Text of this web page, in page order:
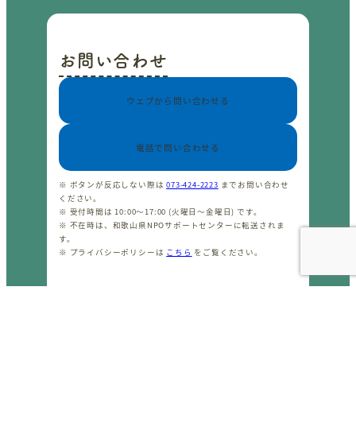
お問い合わせ
ウェブから問い合わせる
電話で問い合わせる
※ ボタンが反応しない際は073-424-2223 までお問い合わせ
ください。
※ 受付時間は 10:00〜17:00 (火曜日〜金曜日) です。
※ 不在時は、和歌山県NPOサポートセンターに転送されま
す。
※ プライバシーポリシーは こちら をご覧ください。